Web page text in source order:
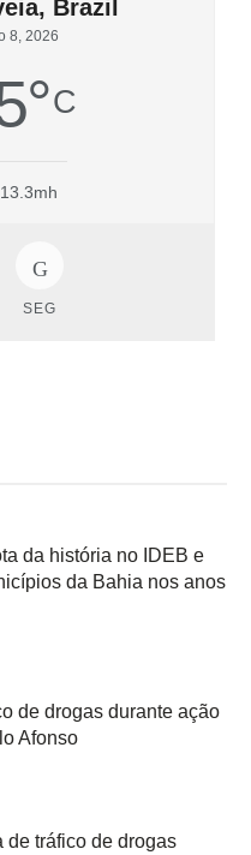
Brazil
8, 2026
°C
13.3mh
SEG
da história no IDEB e
da Bahia nos anos
de drogas durante ação
Afonso
de tráfico de drogas